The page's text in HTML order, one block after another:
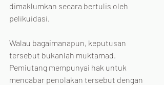
dimaklumkan secara bertulis oleh
pelikuidasi.
Walau bagaimanapun, keputusan
tersebut bukanlah muktamad.
Pemiutang mempunyai hak untuk
mencabar penolakan tersebut dengan